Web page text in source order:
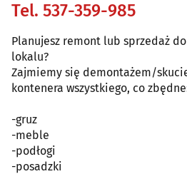
Tel. 537-359-985
Planujesz remont lub sprzedaż
lokalu?
Zajmiemy się demontażem/
kontenera wszystkiego, co
-gruz
-meble
-podłogi
-posadzki